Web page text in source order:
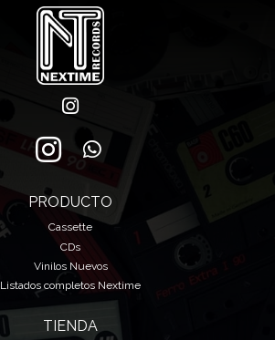
PRODUCTO
Cassette
CDs
Vinilos Nuevos
Listados completos Nextime
TIENDA